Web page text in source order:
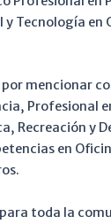
Tecnología en
mencionar
Profesional
Recreación y
en
toda la